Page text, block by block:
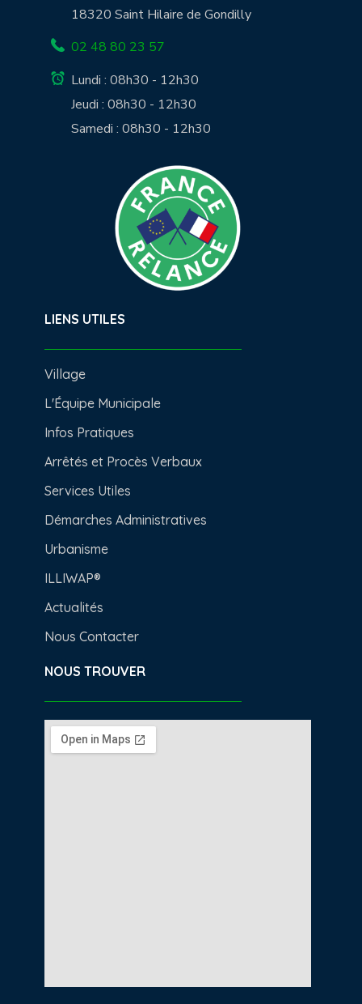
18320 Saint Hilaire de Gondilly
02 48 80 23 57
Lundi : 08h30 - 12h30
Jeudi : 08h30 - 12h30
Samedi : 08h30 - 12h30
LIENS UTILES
Village
L'Équipe Municipale
Infos Pratiques
Arrêtés et Procès Verbaux
Services Utiles
Démarches Administratives
Urbanisme
ILLIWAP®
Actualités
Nous Contacter
NOUS TROUVER